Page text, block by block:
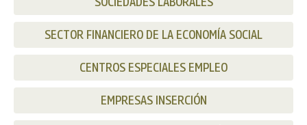
SECTOR FINANCIERO DE LA ECONOMÍA SOCIAL
CENTROS ESPECIALES EMPLEO
EMPRESAS INSERCIÓN